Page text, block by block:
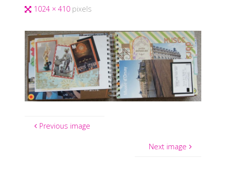
1024 × 410 pixels
Previous image
Next image